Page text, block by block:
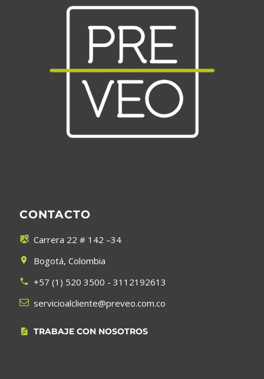
CONTACTO

 Carrera 22 # 142 –34

 Bogotá, Colombia

 +57 (1) 520 3500 - 3112192613

 servicioalcliente@preveo.com.co

 TRABAJE CON NOSOTROS